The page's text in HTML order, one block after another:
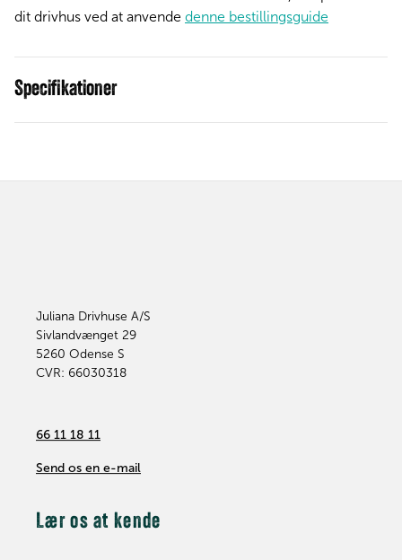
dit drivhus ved at anvende denne bestillingsguide
Specifikationer
Juliana Drivhuse A/S
Sivlandvænget 29
5260 Odense S
CVR: 66030318
66 11 18 11
Send os en e-mail
Lær os at kende